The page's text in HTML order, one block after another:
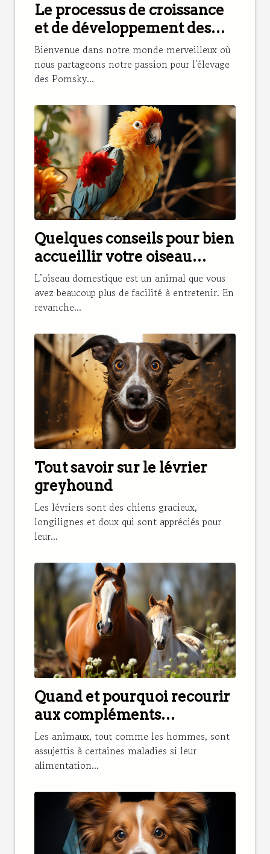
Le processus de croissance
et de développement des
Pomsky dans notre élevage
Bienvenue dans notre monde merveilleux où
nous partageons notre passion pour l'élevage
des Pomsky...
Quelques conseils pour bien
accueillir votre oiseau
domestique
L’oiseau domestique est un animal que vous
avez beaucoup plus de facilité à entretenir. En
revanche...
Tout savoir sur le lévrier
greyhound
Les lévriers sont des chiens gracieux,
longilignes et doux qui sont appréciés pour
leur...
Quand et pourquoi recourir
aux compléments
alimentaires pour renforcer
l’alimentation d’un cheval ?
Les animaux, tout comme les hommes, sont
assujettis à certaines maladies si leur
alimentation...